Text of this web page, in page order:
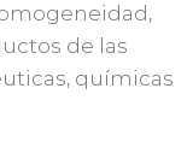
de las
químicas